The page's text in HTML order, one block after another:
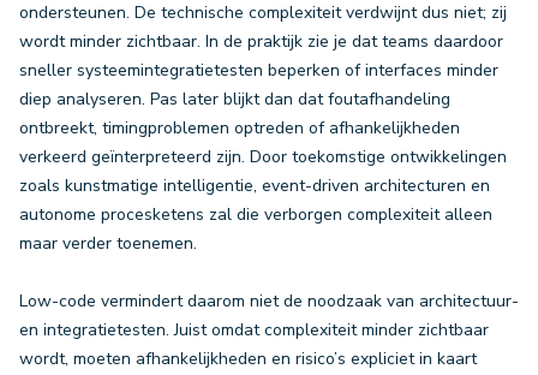
ondersteunen. De technische complexiteit verdwijnt dus niet; zij
wordt minder zichtbaar. In de praktijk zie je dat teams daardoor
sneller systeemintegratietesten beperken of interfaces minder
diep analyseren. Pas later blijkt dan dat foutafhandeling
ontbreekt, timingproblemen optreden of afhankelijkheden
verkeerd geïnterpreteerd zijn. Door toekomstige ontwikkelingen
zoals kunstmatige intelligentie, event-driven architecturen en
autonome procesketens zal die verborgen complexiteit alleen
maar verder toenemen.
Low-code vermindert daarom niet de noodzaak van architectuur-
en integratietesten. Juist omdat complexiteit minder zichtbaar
wordt, moeten afhankelijkheden en risico’s expliciet in kaart